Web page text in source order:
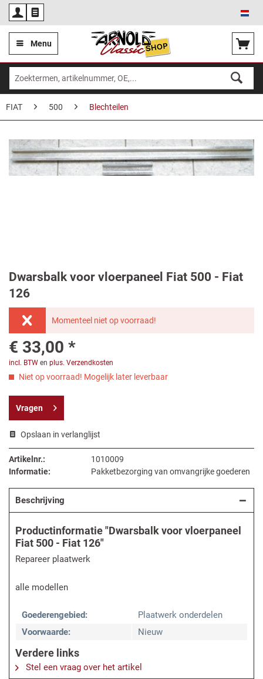
Menu
FIAT 500 Blechteilen
Dwarsbalk voor vloerpaneel Fiat 500 - Fiat
126
Momenteel niet op voorraad!
€ 33,00 *
incl. BTW en plus. Verzendkosten
Niet op voorraad! Mogelijk later leverbaar
Vragen
Opslaan in verlanglijst
Artikelnr.:
1010009
Informatie:
Pakketbezorging van omvangrijke goederen
Beschrijving
Productinformatie "Dwarsbalk voor vloerpaneel
Fiat 500 - Fiat 126"
Repareer plaatwerk
alle modellen
Goederengebied:
Plaatwerk onderdelen
Voorwaarde:
Nieuw
Verdere links
Stel een vraag over het artikel